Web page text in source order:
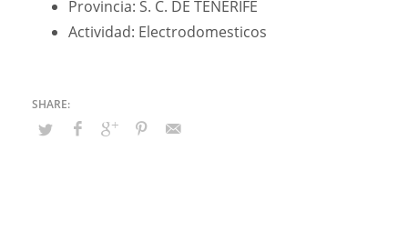
Provincia: S. C. DE TENERIFE
Actividad: Electrodomesticos